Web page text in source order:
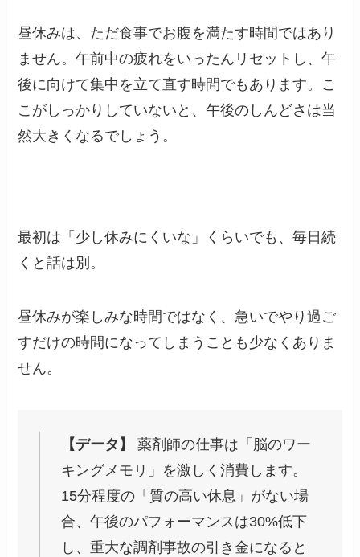
昼休みは、ただ食事でお腹を満たす時間ではあり
ません。午前中の疲れをいったんリセットし、午
後に向けて集中を立て直す時間でもあります。こ
こがしっかりしていないと、午後のしんどさは当
然大きくなるでしょう。
最初は「少し休みにくいな」くらいでも、毎日続
くと話は別。
昼休みが楽しみな時間ではなく、急いでやり過ご
すだけの時間になってしまうことも少なくありま
せん。
【データ】
薬剤師の仕事は「脳のワー
キングメモリ」を激しく消費します。
15分程度の「質の高い休息」がない場
合、午後のパフォーマンスは30%低下
し、重大な調剤事故の引き金になると